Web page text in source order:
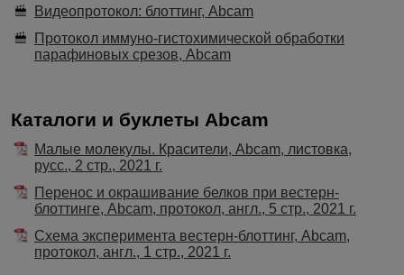
Видеопротокол: блоттинг, Abcam
Протокол иммуно-гистохимической обработки
парафиновых срезов, Abcam
Каталоги и буклеты Abcam
Малые молекулы. Красители, Abcam, листовка,
русс., 2 стр., 2021 г.
Перенос и окрашивание белков при вестерн-
блоттинге, Abcam, протокол, англ., 5 стр., 2021 г.
Схема эксперимента вестерн-блоттинг, Abcam,
протокол, англ., 1 стр., 2021 г.